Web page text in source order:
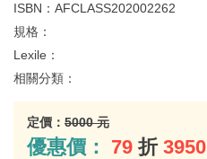
ISBN： AFCLASS202002262
規格：
Lexile：
相關分類：
定價： 5000 元
優惠價： 79 折 3950